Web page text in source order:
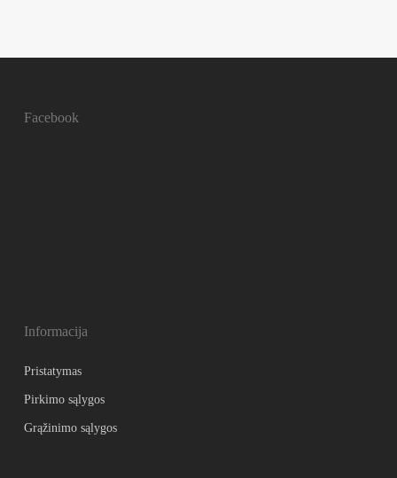
Facebook
Informacija
Pristatymas
Pirkimo sąlygos
Grąžinimo sąlygos